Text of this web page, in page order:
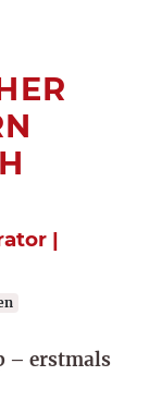
|
– erstmals